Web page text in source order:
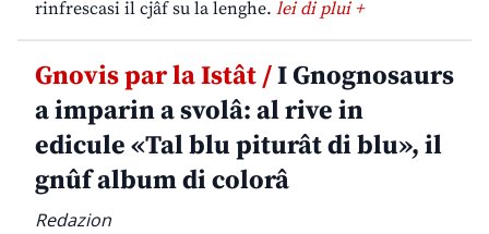
rinfrescasi il cjâf su la lenghe. lei di plui +
Gnovis par la Istât /I Gnognosaurs
a imparin a svolâ: al rive in
edicule «Tal blu piturât di blu», il
gnûf album di colorâ
Redazion